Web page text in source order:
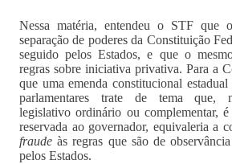
Nessa matéria, entendeu o STF que
separação de poderes da Constituição
seguido pelos Estados, e que o
regras sobre iniciativa privativa. Para a
que uma emenda constitucional
parlamentares trate de tema que,
legislativo ordinário ou complementar,
reservada ao governador, equivaleria a
fraude às regras que são de
pelos Estados.